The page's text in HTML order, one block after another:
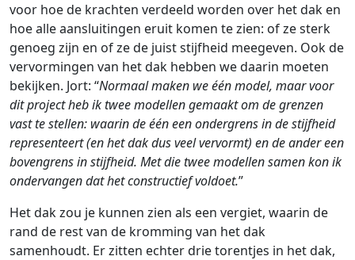
voor hoe de krachten verdeeld worden over het dak en
hoe alle aansluitingen eruit komen te zien: of ze sterk
genoeg zijn en of ze de juist stijfheid meegeven. Ook de
vervormingen van het dak hebben we daarin moeten
bekijken. Jort: “Normaal maken we één model, maar voor
dit project heb ik twee modellen gemaakt om de grenzen
vast te stellen: waarin de één een ondergrens in de stijfheid
representeert (en het dak dus veel vervormt) en de ander een
bovengrens in stijfheid. Met die twee modellen samen kon ik
ondervangen dat het constructief voldoet.”
Het dak zou je kunnen zien als een vergiet, waarin de
rand de rest van de kromming van het dak
samenhoudt. Er zitten echter drie torentjes in het dak,